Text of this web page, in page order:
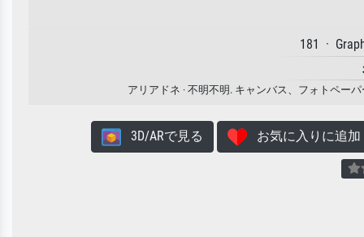
181 ·
アリアドネ · 不明不明. キャンバス、フォトペー
3D/ARで見る お気に入りに追加